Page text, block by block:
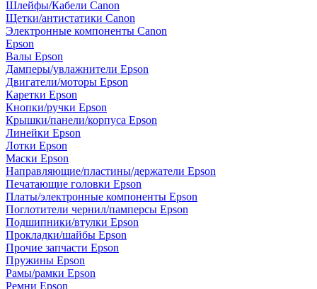
Шлейфы/Кабели Canon
Щетки/антистатики Canon
Электронные компоненты Canon
Epson
Валы Epson
Дамперы/увлажнители Epson
Двигатели/моторы Epson
Каретки Epson
Кнопки/ручки Epson
Крышки/панели/корпуса Epson
Линейки Epson
Лотки Epson
Маски Epson
Направляющие/пластины/держатели Epson
Печатающие головки Epson
Платы/электронные компоненты Epson
Поглотители чернил/памперсы Epson
Подшипники/втулки Epson
Прокладки/шайбы Epson
Прочие запчасти Epson
Пружины Epson
Рамы/рамки Epson
Ремни Epson